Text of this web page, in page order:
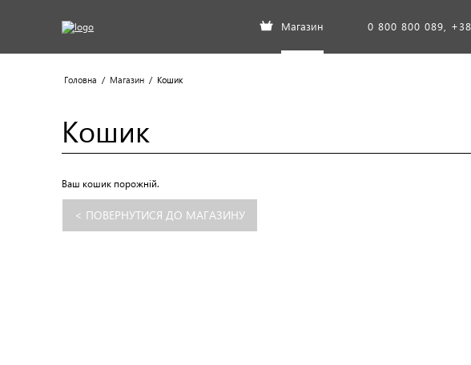
Магазин 0 800 800 089,
Головна / Магазин / Кошик
Кошик
Ваш кошик порожній.
< ПОВЕРНУТИСЯ ДО МАГАЗИНУ